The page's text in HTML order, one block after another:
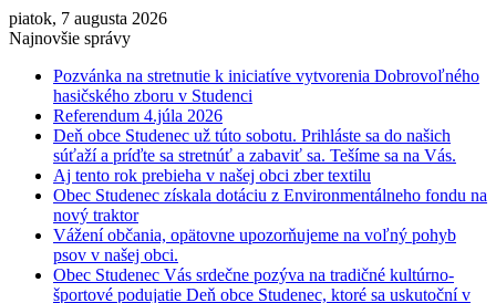
piatok, 7 augusta 2026
Najnovšie správy
Pozvánka na stretnutie k iniciatíve vytvorenia Dobrovoľného
hasičského zboru v Studenci
Referendum 4.júla 2026
Deň obce Studenec už túto sobotu. Prihláste sa do našich
súťaží a príďte sa stretnúť a zabaviť sa. Tešíme sa na Vás.
Aj tento rok prebieha v našej obci zber textilu
Obec Studenec získala dotáciu z Environmentálneho fondu na
nový traktor
Vážení občania, opätovne upozorňujeme na voľný pohyb
psov v našej obci.
Obec Studenec Vás srdečne pozýva na tradičné kultúrno-
športové podujatie Deň obce Studenec, ktoré sa uskutoční v